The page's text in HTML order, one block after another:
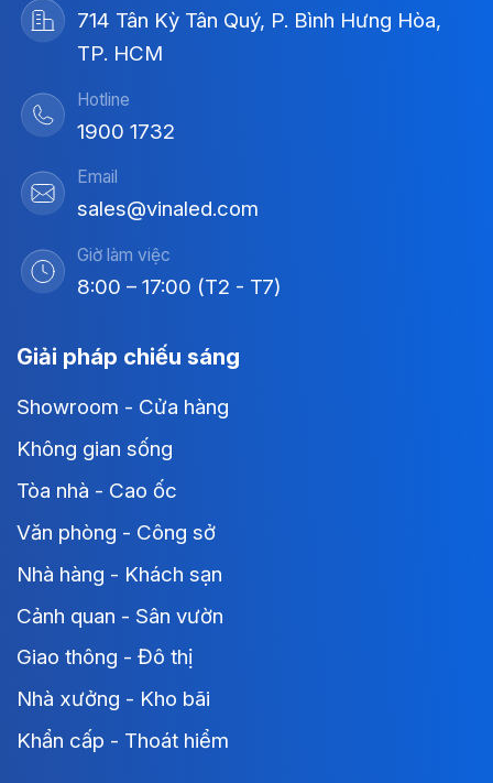
714 Tân Kỳ Tân Quý, P. Bình Hưng Hòa,
TP. HCM
Hotline
1900 1732
Email
sales@vinaled.com
Giờ làm việc
8:00 – 17:00 (T2 - T7)
Giải pháp chiếu sáng
Showroom - Cửa hàng
Không gian sống
Tòa nhà - Cao ốc
Văn phòng - Công sở
Nhà hàng - Khách sạn
Cảnh quan - Sân vườn
Giao thông - Đô thị
Nhà xưởng - Kho bãi
Khẩn cấp - Thoát hiểm